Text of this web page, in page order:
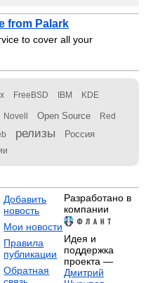
from Palark
to cover all your
FreeBSD IBM KDE
Novell Open Source Red
релизы Россия
Добавить
новость
Мои новости
Правила
публикации
Обратная
Разработано в
компании
Идея и
поддержка
проекта —
Дмитрий